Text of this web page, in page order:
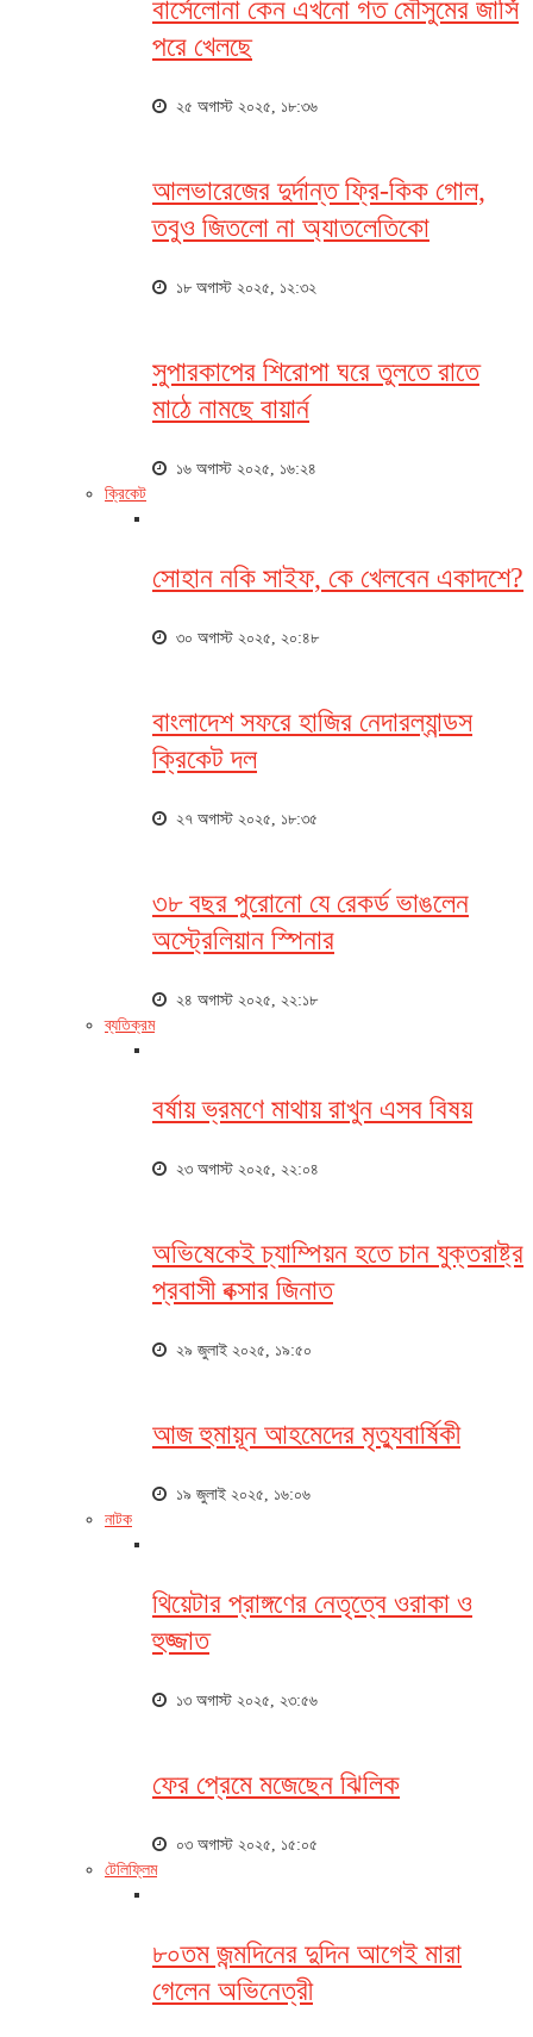
বার্সেলোনা কেন এখনো গত মৌসুমের জার্সি
পরে খেলছে
২৫ অগাস্ট ২০২৫, ১৮:৩৬
আলভারেজের দুর্দান্ত ফ্রি-কিক গোল,
তবুও জিতলো না অ্যাতলেতিকো
১৮ অগাস্ট ২০২৫, ১২:৩২
সুপারকাপের শিরোপা ঘরে তুলতে রাতে
মাঠে নামছে বায়ার্ন
১৬ অগাস্ট ২০২৫, ১৬:২৪
ক্রিকেট
সোহান নকি সাইফ, কে খেলবেন একাদশে?
৩০ অগাস্ট ২০২৫, ২০:৪৮
বাংলাদেশ সফরে হাজির নেদারল্যান্ডস
ক্রিকেট দল
২৭ অগাস্ট ২০২৫, ১৮:৩৫
৩৮ বছর পুরোনো যে রেকর্ড ভাঙলেন
অস্ট্রেলিয়ান স্পিনার
২৪ অগাস্ট ২০২৫, ২২:১৮
ব্যতিক্রম
বর্ষায় ভ্রমণে মাথায় রাখুন এসব বিষয়
২৩ অগাস্ট ২০২৫, ২২:০৪
অভিষেকেই চ্যাম্পিয়ন হতে চান যুক্তরাষ্ট্র
প্রবাসী বক্সার জিনাত
২৯ জুলাই ২০২৫, ১৯:৫০
আজ হুমায়ূন আহমেদের মৃত্যুবার্ষিকী
১৯ জুলাই ২০২৫, ১৬:০৬
নাটক
থিয়েটার প্রাঙ্গণের নেতৃত্বে ওরাকা ও
হুজ্জাত
১৩ অগাস্ট ২০২৫, ২৩:৫৬
ফের প্রেমে মজেছেন ঝিলিক
০৩ অগাস্ট ২০২৫, ১৫:০৫
টেলিফ্লিম
৮০তম জন্মদিনের দুদিন আগেই মারা
গেলেন অভিনেত্রী